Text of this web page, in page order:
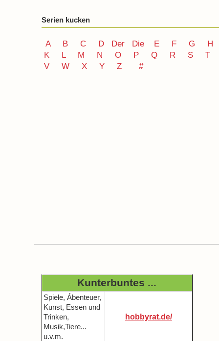
Serien kucken
A B C D Der Die E F G
H
K
L M N O P Q R S
T
V
W X Y Z #
Kunterbuntes ...
Spiele, Ábenteuer,
Kunst, Essen und
Trinken,
Musik,Tiere...
u.v.m.
hobbyrat.de/